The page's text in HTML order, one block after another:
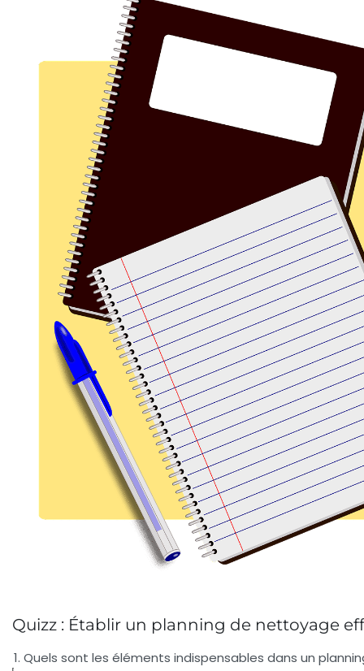
Quizz : Établir un planning de nettoyage
1. Quels sont les éléments indispensables dans un